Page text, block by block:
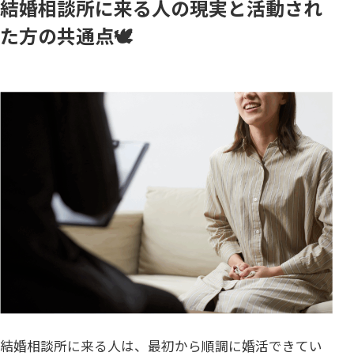
結婚相談所に来る人の現実と活動され
た方の共通点🕊️
結婚相談所に来る人は、最初から順調に婚活できてい